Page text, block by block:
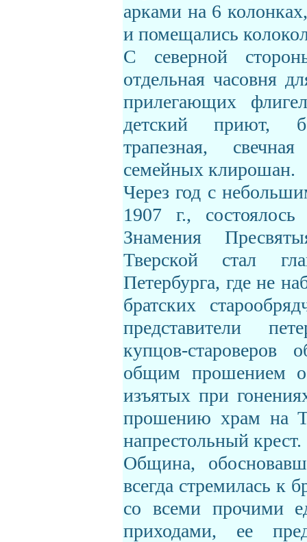
арками на 6
и помещались
С северной
отдельная часовня
прилегающих
детский приют,
трапезная,
семейных клирошан.
Через год с
1907 г.,
Знамения
Тверской стал
Петербурга, где не
братских
представители
купцов-староверов
общим прошением
изъятых при
прошению храм на
напрестольный крест.
Община,
всегда стремилась к
со всеми прочими
приходами, ее